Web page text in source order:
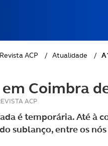
Revista ACP / Atualidade /
Coimbra
ACP
é temporária. Até à
sublanço, entre os